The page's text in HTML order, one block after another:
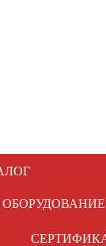
ОБОРУДОВАНИЕ